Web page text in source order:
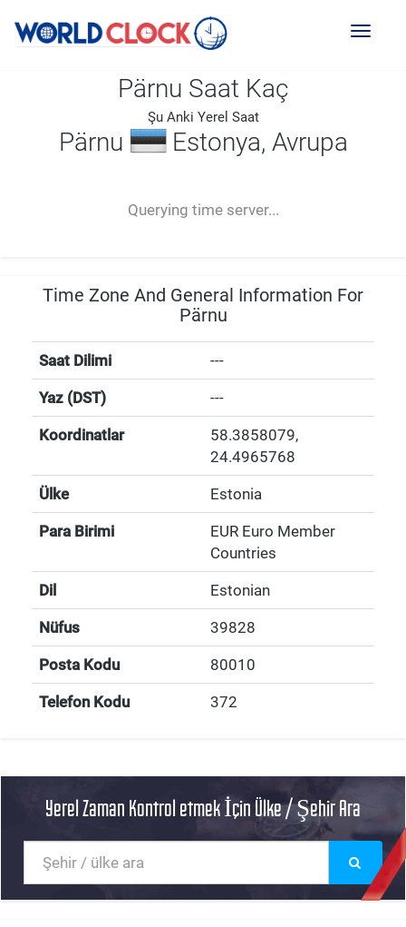
Toggle
Pärnu Saat Kaç
Şu Anki Yerel Saat
Pärnu Estonya, Avrupa
Querying time server...
-- ---- ----
Time Zone And General Information For
Pärnu
Saat Dilimi ---
Yaz (DST) ---
Koordinatlar 58.3858079,
24.4965768
Ülke Estonia
Para Birimi
EUR Euro Member
Countries
Dil Estonian
Nüfus 39828
Posta Kodu 80010
Telefon Kodu 372
Yerel Zaman Kontrol etmek İçin Ülke / Şehir Ara